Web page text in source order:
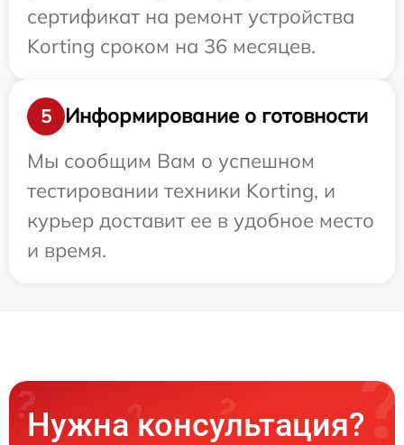
сертификат на ремонт устройства
Korting сроком на 36 месяцев.
5
Информирование о готовности
Мы сообщим Вам о успешном
тестировании техники Korting, и
курьер доставит ее в удобное место
и время.
Нужна консультация?